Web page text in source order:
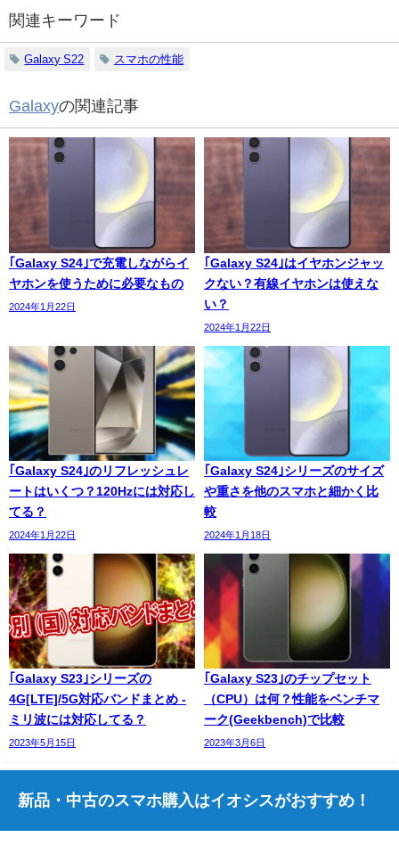
関連キーワード
Galaxy S22 スマホの性能
Galaxyの関連記事
｢Galaxy S24｣で充電しながらイ
ヤホンを使うために必要なもの
2024年1月22日
｢Galaxy S24｣はイヤホンジャッ
クない？有線イヤホンは使えな
い？
2024年1月22日
｢Galaxy S24｣のリフレッシュレ
ートはいくつ？120Hzには対応し
てる？
2024年1月22日
｢Galaxy S24｣シリーズのサイズ
や重さを他のスマホと細かく比
較
2024年1月18日
｢Galaxy S23｣シリーズの
4G[LTE]/5G対応バンドまとめ -
ミリ波には対応してる？
2023年5月15日
｢Galaxy S23｣のチップセット
（CPU）は何？性能をベンチマ
ーク(Geekbench)で比較
2023年3月6日
新品・中古のスマホ購入はイオシスがおすすめ！